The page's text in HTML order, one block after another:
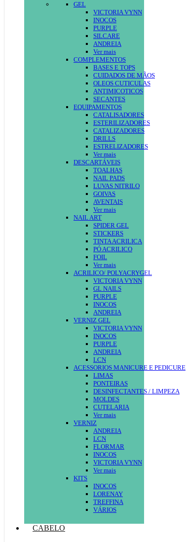
GEL
VICTORIA VYNN
INOCOS
PURPLE
SILCARE
ANDREIA
Ver mais
COMPLEMENTOS
BASES E TOPS
CUIDADOS DE MÃOS
OLEOS CUTICULAS
ANTIMICOTICOS
SECANTES
EQUIPAMENTOS
CATALISADORES
ESTERILIZADORES
CATALIZADORES
DRILLS
ESTRELIZADORES
Ver mais
DESCARTÁVEIS
TOALHAS
NAIL PADS
LUVAS NITRILO
GOIVAS
AVENTAIS
Ver mais
NAIL ART
SPIDER GEL
STICKERS
TINTA ACRILICA
PÓ ACRILICO
FOIL
Ver mais
ACRILICO/ POLYACRYGEL
VICTORIA VYNN
GL NAILS
PURPLE
INOCOS
ANDREIA
VERNIZ GEL
VICTORIA VYNN
INOCOS
PURPLE
ANDREIA
LCN
ACESSORIOS MANICURE E PEDICURE
LIMAS
PONTEIRAS
DESINFECTANTES / LIMPEZA
MOLDES
CUTELARIA
Ver mais
VERNIZ
ANDREIA
LCN
FLORMAR
INOCOS
VICTORIA VYNN
Ver mais
KITS
INOCOS
LORENAY
TREFFINA
VÁRIOS
CABELO